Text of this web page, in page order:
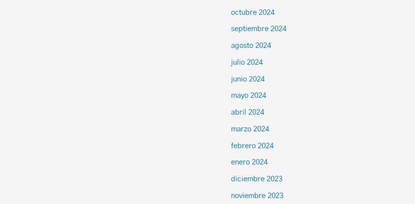
octubre 2024
septiembre 2024
agosto 2024
julio 2024
junio 2024
mayo 2024
abril 2024
marzo 2024
febrero 2024
enero 2024
diciembre 2023
noviembre 2023